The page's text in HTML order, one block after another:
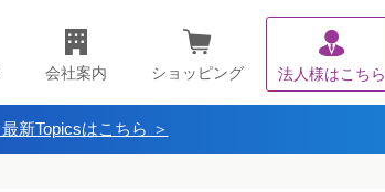
会社案内 ショッピング 法人様はこちら
新Topicsはこちら ＞